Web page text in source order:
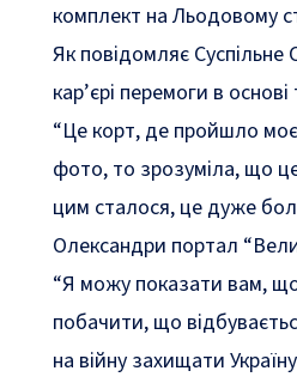
комплект на Льодовому
Як повідомляє
кар’єрі перемоги в
“Це корт, де пройшло
фото, то зрозуміла, що
цим сталося, це дуже
Олександри портал
“Я можу показати вам,
побачити, що
на війну захищати